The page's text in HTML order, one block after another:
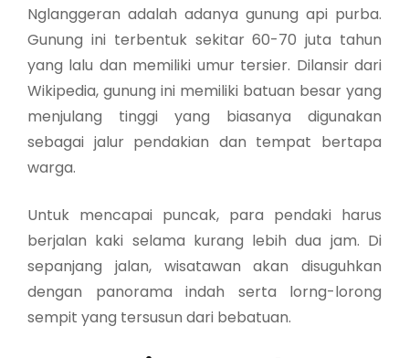
Nglanggeran adalah adanya gunung api purba.
Gunung ini terbentuk sekitar 60-70 juta tahun
yang lalu dan memiliki umur tersier. Dilansir dari
Wikipedia, gunung ini memiliki batuan besar yang
menjulang tinggi yang biasanya digunakan
sebagai jalur pendakian dan tempat bertapa
warga.
Untuk mencapai puncak, para pendaki harus
berjalan kaki selama kurang lebih dua jam. Di
sepanjang jalan, wisatawan akan disuguhkan
dengan panorama indah serta lorng-lorong
sempit yang tersusun dari bebatuan.